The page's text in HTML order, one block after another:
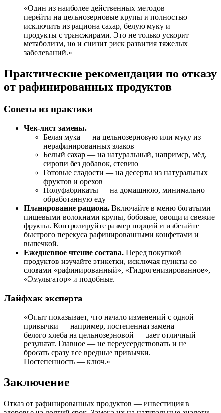
«Один из наиболее действенных методов —
перейти на цельнозерновые крупы и полностью
исключить из рациона сахар, белую муку и
продукты с трансжирами. Это не только ускорит
метаболизм, но и снизит риск развития тяжелых
заболеваний.»
Практические рекомендации по отказу
от рафинированных продуктов
Советы из практики
Чек-лист замены.
Белая мука — на цельнозерновую или муку из
нерафинированных злаков
Белый сахар — на натуральный, например, мёд,
сиропи без добавок, стевию
Готовые сладости — на десерты из натуральных
фруктов и орехов
Полуфабрикаты — на домашнюю, минимально
обработанную еду
Планирование рациона. Включайте в меню богатыми
пищевыми волокнами крупы, бобовые, овощи и свежие
фрукты. Контролируйте размер порций и избегайте
быстрого перекуса рафинированными конфетами и
выпечкой.
Ежедневное чтение состава. Перед покупкой
продуктов изучайте этикетки, исключая пункты со
словами «рафинированный», «Гидрогенизированное»,
«Эмульгатор» и подобные.
Лайфхак эксперта
«Опыт показывает, что начало изменений с одной
привычки — например, постепенная замена
белого хлеба на цельнозерновой — дает отличный
результат. Главное — не переусердствовать и не
бросать сразу все вредные привычки.
Постепенность — ключ.»
Заключение
Отказ от рафинированных продуктов — инвестиция в